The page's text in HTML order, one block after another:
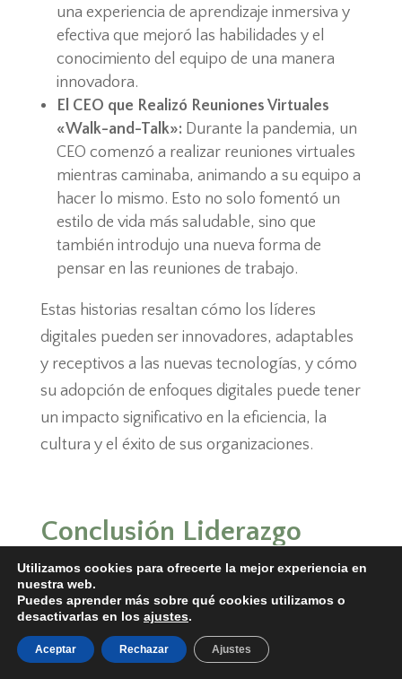
una experiencia de aprendizaje inmersiva y
efectiva que mejoró las habilidades y el
conocimiento del equipo de una manera
innovadora.
El CEO que Realizó Reuniones Virtuales
«Walk-and-Talk»: Durante la pandemia, un
CEO comenzó a realizar reuniones virtuales
mientras caminaba, animando a su equipo a
hacer lo mismo. Esto no solo fomentó un
estilo de vida más saludable, sino que
también introdujo una nueva forma de
pensar en las reuniones de trabajo.
Estas historias resaltan cómo los líderes
digitales pueden ser innovadores, adaptables
y receptivos a las nuevas tecnologías, y cómo
su adopción de enfoques digitales puede tener
un impacto significativo en la eficiencia, la
cultura y el éxito de sus organizaciones.
Conclusión Liderazgo
Digital: Navegando con
Éxito en la Era de la
Transformación Digital
El liderazgo digital es más que una necesidad
Utilizamos cookies para ofrecerte la mejor experiencia en
nuestra web.
Puedes aprender más sobre qué cookies utilizamos o
desactivarlas en los ajustes.
Aceptar Rechazar Ajustes